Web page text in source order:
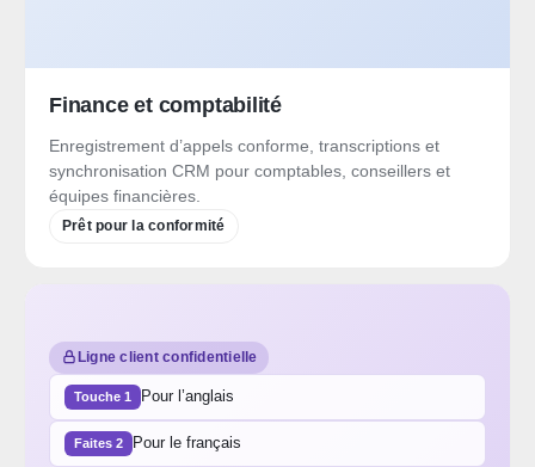
Finance et comptabilité
Enregistrement d’appels conforme, transcriptions et
synchronisation CRM pour comptables, conseillers et
équipes financières.
Prêt pour la conformité
Ligne client confidentielle
Touche 1 Pour l’anglais
Faites 2 Pour le français